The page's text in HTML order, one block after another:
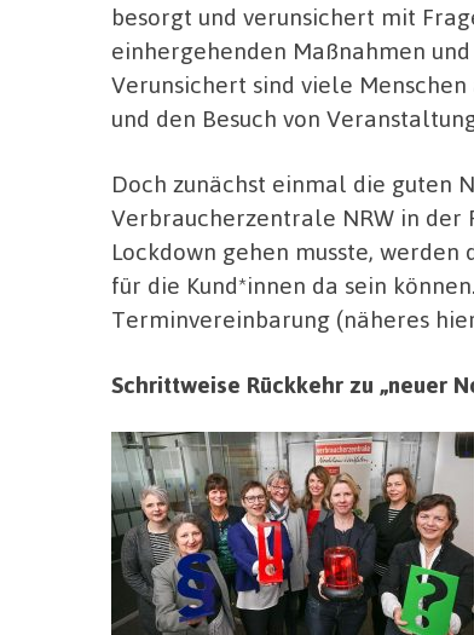
besorgt und verunsichert mit
einhergehenden Maßnahmen
Verunsichert sind viele
und den Besuch von
Doch zunächst einmal die guten
Verbraucherzentrale NRW in
Lockdown gehen musste,
für die Kund*innen da sein
Terminvereinbarung (näheres
Schrittweise Rückkehr zu „neuer